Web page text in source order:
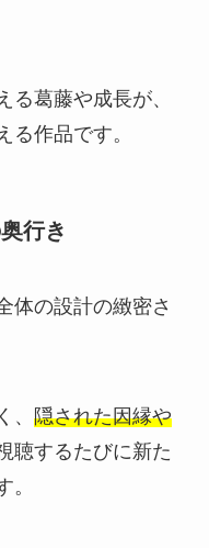
る葛藤や成長が、
る作品です。
行き
体の設計の緻密さ
、 隠された因縁や
聴するたびに新た
。